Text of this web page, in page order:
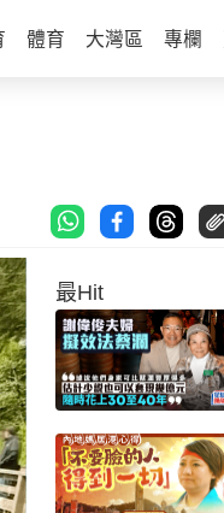
體育 大灣區 專欄
最Hit